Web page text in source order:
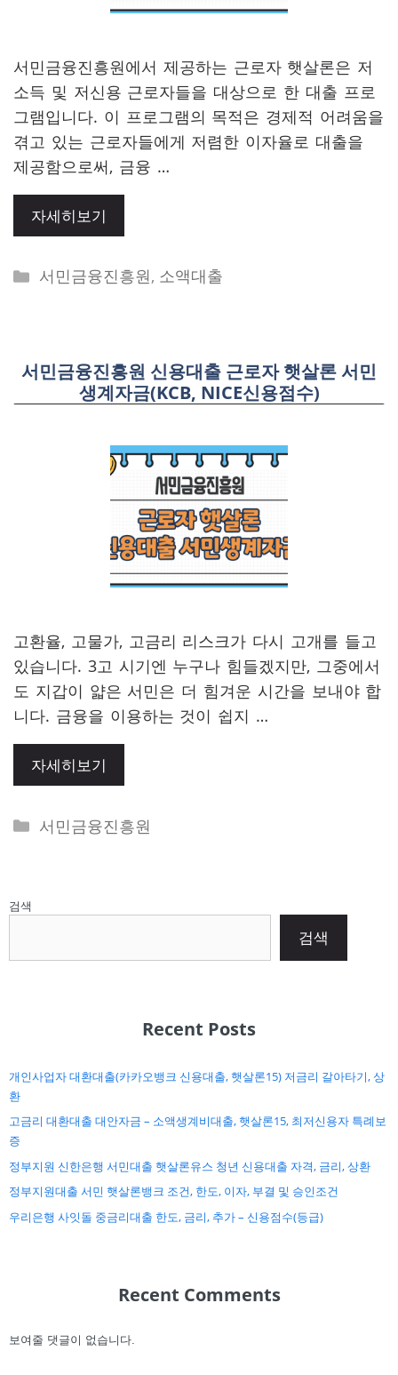
서민금융진흥원에서 제공하는 근로자 햇살론은 저
소득 및 저신용 근로자들을 대상으로 한 대출 프로
그램입니다. 이 프로그램의 목적은 경제적 어려움을
겪고 있는 근로자들에게 저렴한 이자율로 대출을
제공함으로써, 금융 …
자세히보기
Categories
서민금융진흥원, 소액대출
서민금융진흥원 신용대출 근로자 햇살론 서민
생계자금(KCB, NICE신용점수)
고환율, 고물가, 고금리 리스크가 다시 고개를 들고
있습니다. 3고 시기엔 누구나 힘들겠지만, 그중에서
도 지갑이 얇은 서민은 더 힘겨운 시간을 보내야 합
니다. 금융을 이용하는 것이 쉽지 …
자세히보기
Categories
서민금융진흥원
검색
검색
Recent Posts
개인사업자 대환대출(카카오뱅크 신용대출, 햇살론15) 저금리 갈아타기, 상
환
고금리 대환대출 대안자금 – 소액생계비대출, 햇살론15, 최저신용자 특례보
증
정부지원 신한은행 서민대출 햇살론유스 청년 신용대출 자격, 금리, 상환
정부지원대출 서민 햇살론뱅크 조건, 한도, 이자, 부결 및 승인조건
우리은행 사잇돌 중금리대출 한도, 금리, 추가 – 신용점수(등급)
Recent Comments
보여줄 댓글이 없습니다.